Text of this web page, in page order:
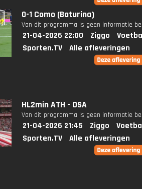
0-1 Como (Baturina)
Van dit programma is geen informatie
21-04-2026 22:00 Ziggo
Sporten.TV
Alle afleveringen
HL2min ATH - OSA
Van dit programma is geen informatie
21-04-2026 21:45 Ziggo
Sporten.TV
Alle afleveringen